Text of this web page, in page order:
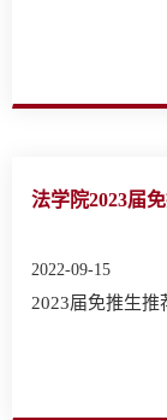
法学院2023届
2022-09-15
2023届免推生推